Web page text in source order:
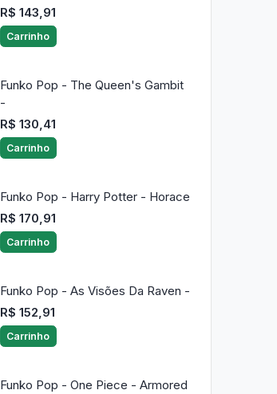
R$ 143,91
Carrinho
Funko Pop - The Queen's Gambit
-
R$ 130,41
Carrinho
Funko Pop - Harry Potter - Horace
R$ 170,91
Carrinho
Funko Pop - As Visões Da Raven -
R$ 152,91
Carrinho
Funko Pop - One Piece - Armored